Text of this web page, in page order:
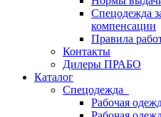
Спецодежда
компенсации
Правила
Контакты
Дилеры ПРАБО
Каталог
Спецодежда
Рабочая